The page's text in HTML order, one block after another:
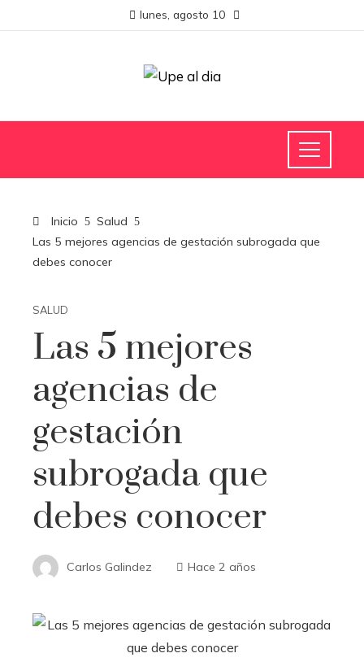
lunes, agosto 10
Inicio
Salud
Las 5 mejores agencias de gestación subrogada que
debes conocer
SALUD
Las 5 mejores
agencias de
gestación
subrogada que
debes conocer
Carlos Galindez Hace 2 años